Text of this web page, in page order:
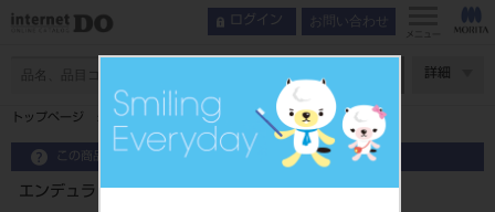
ログイン お問い合わせ
メニュー
詳細
トップページ エンデュラ アンテリオ 6歯 112 HO6U
この商品に関するお問い合わせ
エンデュラ アンテリオ 6歯 112 HO6U